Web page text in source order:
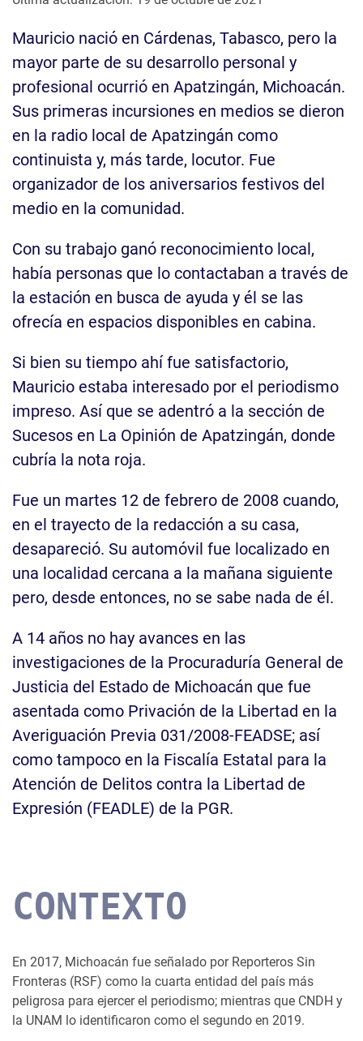
Mauricio nació en Cárdenas, Tabasco, pero la
mayor parte de su desarrollo personal y
profesional ocurrió en Apatzingán, Michoacán.
Sus primeras incursiones en medios se dieron
en la radio local de Apatzingán como
continuista y, más tarde, locutor. Fue
organizador de los aniversarios festivos del
medio en la comunidad.
Con su trabajo ganó reconocimiento local,
había personas que lo contactaban a través de
la estación en busca de ayuda y él se las
ofrecía en espacios disponibles en cabina.
Si bien su tiempo ahí fue satisfactorio,
Mauricio estaba interesado por el periodismo
impreso. Así que se adentró a la sección de
Sucesos en La Opinión de Apatzingán, donde
cubría la nota roja.
Fue un martes 12 de febrero de 2008 cuando,
en el trayecto de la redacción a su casa,
desapareció. Su automóvil fue localizado en
una localidad cercana a la mañana siguiente
pero, desde entonces, no se sabe nada de él.
A 14 años no hay avances en las
investigaciones de la Procuraduría General de
Justicia del Estado de Michoacán que fue
asentada como Privación de la Libertad en la
Averiguación Previa 031/2008-FEADSE; así
como tampoco en la Fiscalía Estatal para la
Atención de Delitos contra la Libertad de
Expresión (FEADLE) de la PGR.
CONTEXTO
En 2017, Michoacán fue señalado por Reporteros Sin
Fronteras (RSF) como la cuarta entidad del país más
peligrosa para ejercer el periodismo; mientras que CNDH y
la UNAM lo identificaron como el segundo en 2019.